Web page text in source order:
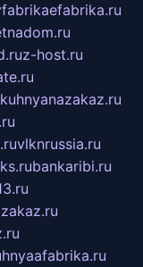
z-host.ru
vlknrussia.ru
bankaribi.ru